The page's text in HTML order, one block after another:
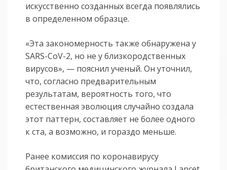
искусственно созданных всегда появлялись
в определенном образце.
«Эта закономерность также обнаружена у
SARS-CoV-2, но не у близкородственных
вирусов», — пояснил ученый. Он уточнил,
что, согласно предварительным
результатам, вероятность того, что
естественная эволюция случайно создала
этот паттерн, составляет не более одного
к ста, а возможно, и гораздо меньше.
Ранее комиссия по коронавирусу